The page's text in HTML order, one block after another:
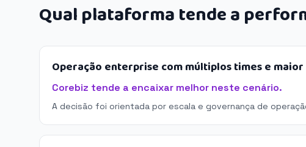
Qual plataforma tende a
Operação enterprise com múltiplos times e
Corebiz tende a encaixar melhor neste cenário.
A decisão foi orientada por escala e governança de